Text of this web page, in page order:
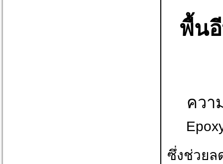
พื้น
ควา
ซึ่งช่วยล